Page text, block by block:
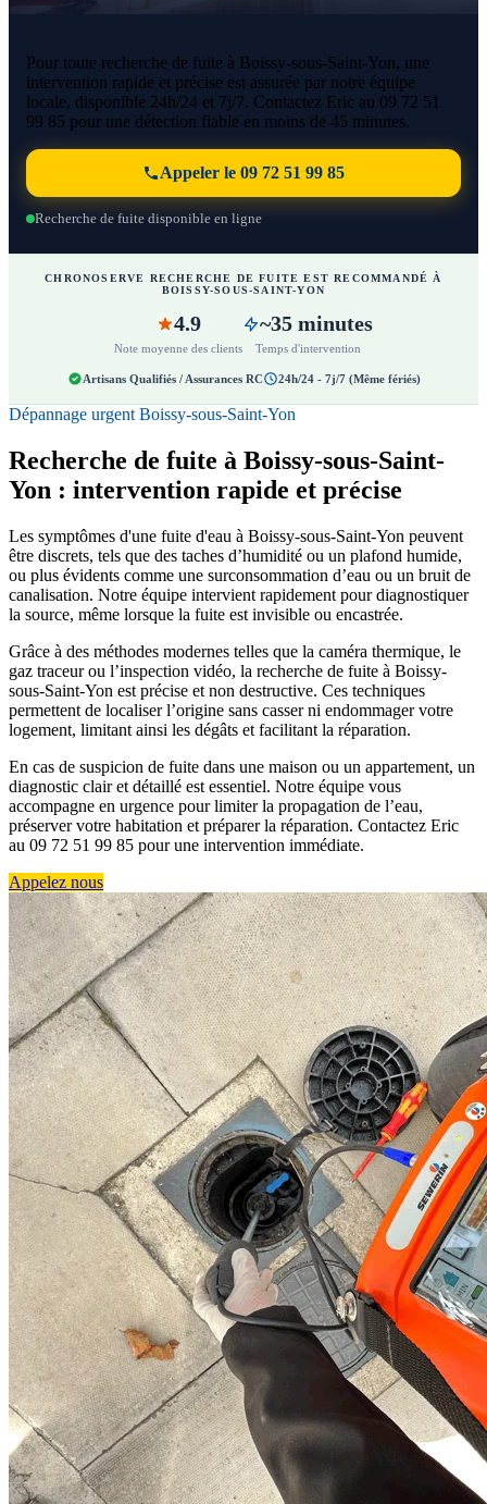
Pour toute recherche de fuite à Boissy-sous-Saint-Yon, une
intervention rapide et précise est assurée par notre équipe
locale, disponible 24h/24 et 7j/7. Contactez Eric au 09 72 51
99 85 pour une détection fiable en moins de 45 minutes.
Appeler le 09 72 51 99 85
Recherche de fuite disponible en ligne
CHRONOSERVE RECHERCHE DE FUITE EST RECOMMANDÉ À
BOISSY-SOUS-SAINT-YON
4.9
Note moyenne des clients
~35 minutes
Temps d'intervention
Artisans Qualifiés / Assurances RC 24h/24 - 7j/7 (Même fériés)
Dépannage urgent Boissy-sous-Saint-Yon
Recherche de fuite à Boissy-sous-Saint-
Yon : intervention rapide et précise
Les symptômes d'une fuite d'eau à Boissy-sous-Saint-Yon peuvent
être discrets, tels que des taches d’humidité ou un plafond humide,
ou plus évidents comme une surconsommation d’eau ou un bruit de
canalisation. Notre équipe intervient rapidement pour diagnostiquer
la source, même lorsque la fuite est invisible ou encastrée.
Grâce à des méthodes modernes telles que la caméra thermique, le
gaz traceur ou l’inspection vidéo, la recherche de fuite à Boissy-
sous-Saint-Yon est précise et non destructive. Ces techniques
permettent de localiser l’origine sans casser ni endommager votre
logement, limitant ainsi les dégâts et facilitant la réparation.
En cas de suspicion de fuite dans une maison ou un appartement, un
diagnostic clair et détaillé est essentiel. Notre équipe vous
accompagne en urgence pour limiter la propagation de l’eau,
préserver votre habitation et préparer la réparation. Contactez Eric
au 09 72 51 99 85 pour une intervention immédiate.
Appelez nous